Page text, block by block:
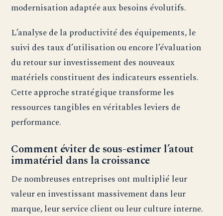
modernisation adaptée aux besoins évolutifs.
L’analyse de la productivité des équipements, le
suivi des taux d’utilisation ou encore l’évaluation
du retour sur investissement des nouveaux
matériels constituent des indicateurs essentiels.
Cette approche stratégique transforme les
ressources tangibles en véritables leviers de
performance.
Comment éviter de sous-estimer l’atout
immatériel dans la croissance
De nombreuses entreprises ont multiplié leur
valeur en investissant massivement dans leur
marque, leur service client ou leur culture interne.